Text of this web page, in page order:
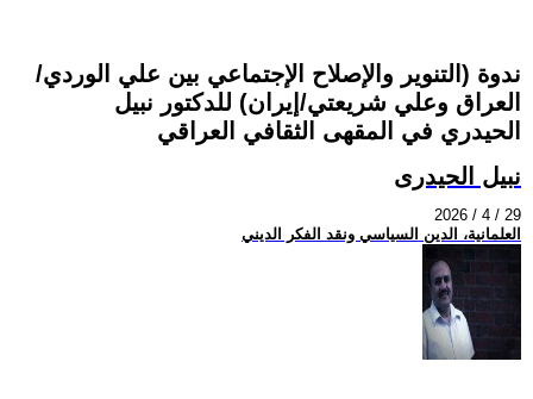
ندوة (التنوير والإصلاح الإجتماعي بين علي الوردي/
العراق وعلي شريعتي/إيران) للدكتور نبيل
الحيدري في المقهى الثقافي العراقي
نبيل الحيدرى
2026 / 4 / 29
العلمانية، الدين السياسي ونقد الفكر الديني